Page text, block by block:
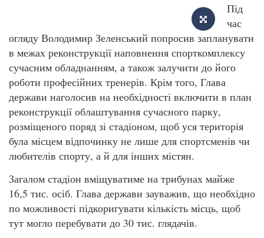
Під
час
огляду Володимир Зеленський попросив запланувати
в межах реконструкції наповнення спорткомплексу
сучасним обладнанням, а також залучити до його
роботи професійних тренерів. Крім того, Глава
держави наголосив на необхідності включити в план
реконструкції облаштування сучасного парку,
розміщеного поряд зі стадіоном, щоб уся територія
була місцем відпочинку не лише для спортсменів чи
любителів спорту, а й для інших містян.
Загалом стадіон вміщуватиме на трибунах майже
16,5 тис. осіб. Глава держави зауважив, що необхідно
по можливості підкоригувати кількість місць, щоб
тут могло перебувати до 30 тис. глядачів.